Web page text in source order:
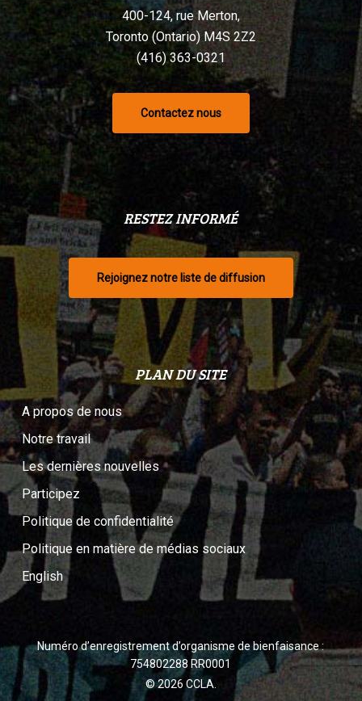
400-124, rue Merton,
Toronto (Ontario) M4S 2Z2
(416) 363-0321
Contactez nous
RESTEZ INFORMÉ
Rejoignez notre liste de diffusion
PLAN DU SITE
A propos de nous
Notre travail
Les dernières nouvelles
Participez
Politique de confidentialité
Politique en matière de médias sociaux
English
Numéro d’enregistrement d’organisme de bienfaisance :
754802288 RR0001
© 2026 CCLA.